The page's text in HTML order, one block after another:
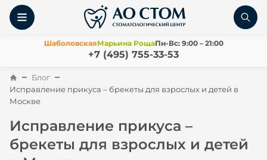
ШаболовскаяМарьина РощаПн-Вс: 9:00 – 21:00
+7 (495) 755-33-53
Блог
Исправление прикуса – брекеты для взрослых и детей в
Москве
Исправление прикуса –
брекеты для взрослых и детей